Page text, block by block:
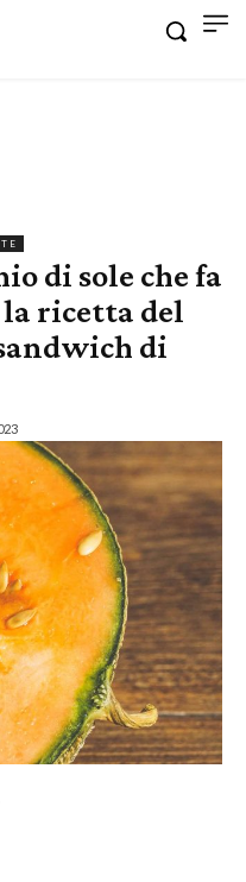
di sole che fa
ricetta del
di